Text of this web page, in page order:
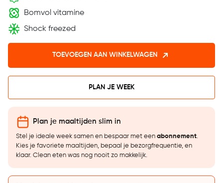
Bomvol vitamine
Shock freezed
TOEVOEGEN AAN WINKELWAGEN
PLAN JE WEEK
Plan je maaltijden slim in
Stel je ideale week samen en bespaar met een abonnement.
Kies je favoriete maaltijden, bepaal je bezorgfrequentie, en
klaar. Clean eten was nog nooit zo makkelijk.